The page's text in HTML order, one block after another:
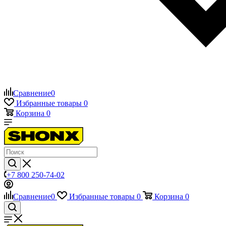
Сравнение0
Избранные товары 0
Корзина 0
+7 800 250-74-02
Сравнение0 Избранные товары 0 Корзина 0